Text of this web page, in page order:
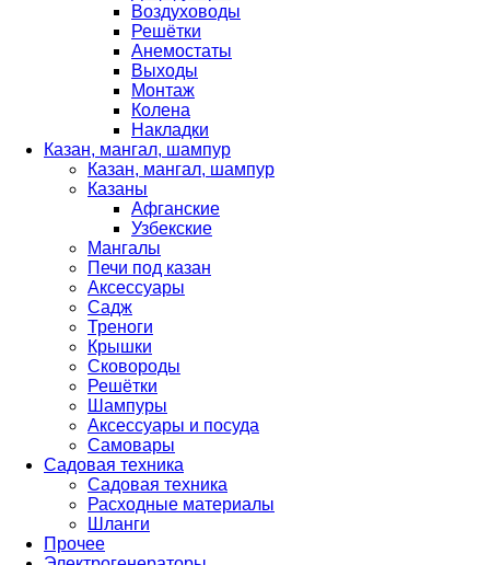
Воздуховоды
Решётки
Анемостаты
Выходы
Монтаж
Колена
Накладки
Казан, мангал, шампур
Казан, мангал, шампур
Казаны
Афганские
Узбекские
Мангалы
Печи под казан
Аксессуары
Садж
Треноги
Крышки
Сковороды
Решётки
Шампуры
Аксессуары и посуда
Самовары
Садовая техника
Садовая техника
Расходные материалы
Шланги
Прочее